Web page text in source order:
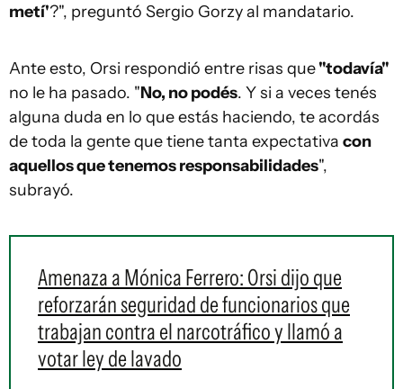
metí'?", preguntó Sergio Gorzy al mandatario.
Ante esto, Orsi respondió entre risas que"todavía"
no le ha pasado. "No, no podés. Y si a veces tenés
alguna duda en lo que estás haciendo, te acordás
de toda la gente que tiene tanta expectativa con
aquellos que tenemos responsabilidades",
subrayó.
Amenaza a Mónica Ferrero: Orsi dijo que
reforzarán seguridad de funcionarios que
trabajan contra el narcotráfico y llamó a
votar ley de lavado